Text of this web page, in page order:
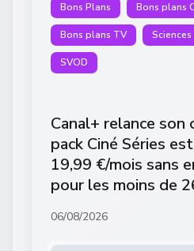
Bons Plans Bons plans
Bons plans TV Sciences
SVOD
Canal+ relance
pack Ciné Séries
19,99 €/mois sans
pour les moins de
06/08/2026